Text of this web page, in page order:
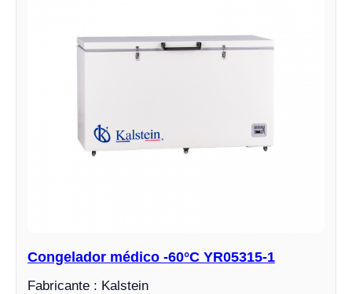
Congelador médico -60°C YR05315-1
Fabricante : Kalstein